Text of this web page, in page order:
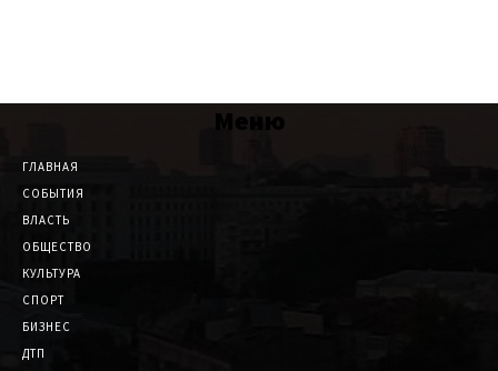
Меню
ГЛАВНАЯ
СОБЫТИЯ
ВЛАСТЬ
ОБЩЕСТВО
КУЛЬТУРА
СПОРТ
БИЗНЕС
ДТП